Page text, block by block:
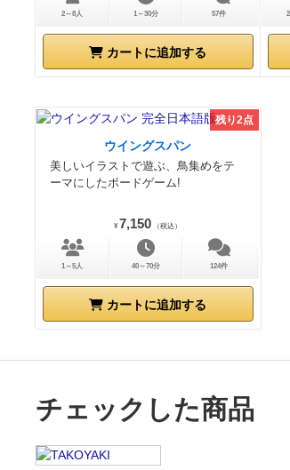
2～8人 1～30分 57件
カートに追加する
残り2点
ウイングスパン
美しいイラストで遊ぶ、鳥集めをテ
ーマにしたボードゲーム!
¥ 7,150 （税込）
1～5人 40～70分 124件
カートに追加する
チェックした商品